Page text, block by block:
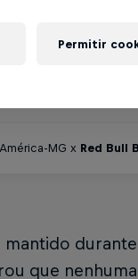
Red Bull
América-MG x Red Bull
que
Permitir